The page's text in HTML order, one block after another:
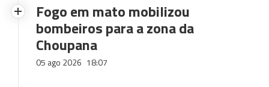
Fogo em mato mobilizou
bombeiros para a zona da
Choupana
05 ago 2026 18:07